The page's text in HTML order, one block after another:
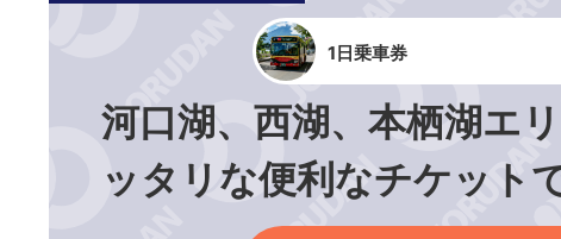
1日乗車券
河口湖、西湖、本栖湖エ
ッタリな便利なチケット